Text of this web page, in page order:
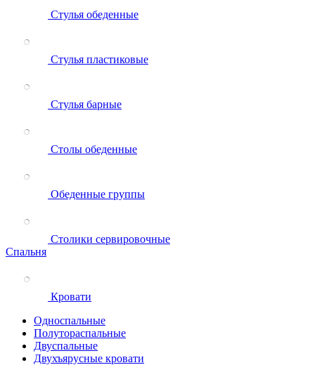
Стулья обеденные
Стулья пластиковые
Стулья барные
Столы обеденные
Обеденные группы
Столики сервировочные
Спальня
Кровати
Односпальные
Полутораспальные
Двуспальные
Двухъярусные кровати